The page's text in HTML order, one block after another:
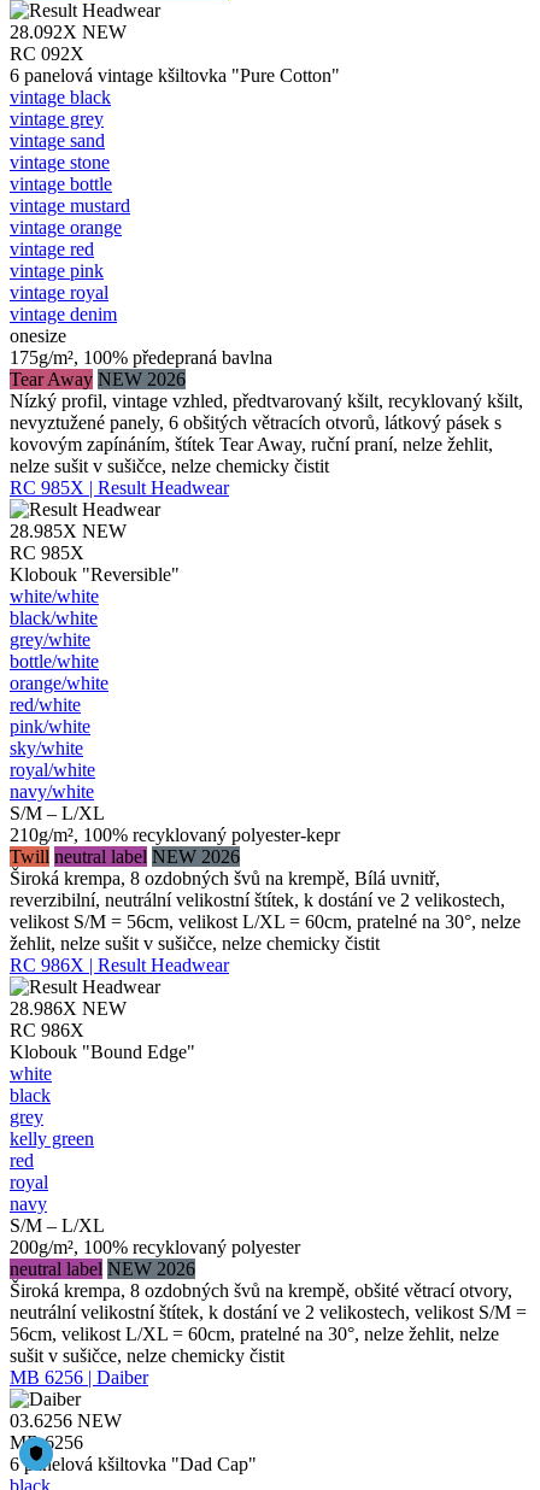
28.092X NEW
RC 092X
6 panelová vintage kšiltovka "Pure Cotton"
vintage black
vintage grey
vintage sand
vintage stone
vintage bottle
vintage mustard
vintage orange
vintage red
vintage pink
vintage royal
vintage denim
onesize
175g/m², 100% předepraná bavlna
Tear Away NEW 2026
Nízký profil, vintage vzhled, předtvarovaný kšilt, recyklovaný kšilt,
nevyztužené panely, 6 obšitých větracích otvorů, látkový pásek s
kovovým zapínáním, štítek Tear Away, ruční praní, nelze žehlit,
nelze sušit v sušičce, nelze chemicky čistit
RC 985X | Result Headwear
28.985X NEW
RC 985X
Klobouk "Reversible"
white/​white
black/​white
grey/​white
bottle/​white
orange/​white
red/​white
pink/​white
sky/​white
royal/​white
navy/​white
S/M – L/XL
210g/m², 100% recyklovaný polyester-kepr
Twill neutral label NEW 2026
Široká krempa, 8 ozdobných švů na krempě, Bílá uvnitř,
reverzibilní, neutrální velikostní štítek, k dostání ve 2 velikostech,
velikost S/M = 56cm, velikost L/XL = 60cm, pratelné na 30°, nelze
žehlit, nelze sušit v sušičce, nelze chemicky čistit
RC 986X | Result Headwear
28.986X NEW
RC 986X
Klobouk "Bound Edge"
white
black
grey
kelly green
red
royal
navy
S/M – L/XL
200g/m², 100% recyklovaný polyester
neutral label NEW 2026
Široká krempa, 8 ozdobných švů na krempě, obšité větrací otvory,
neutrální velikostní štítek, k dostání ve 2 velikostech, velikost S/M =
56cm, velikost L/XL = 60cm, pratelné na 30°, nelze žehlit, nelze
sušit v sušičce, nelze chemicky čistit
MB 6256 | Daiber
03.6256 NEW
MB 6256
6 panelová kšiltovka "Dad Cap"
black